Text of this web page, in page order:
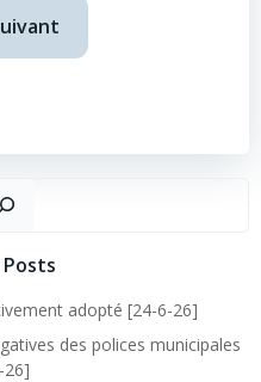
adopté [24-6-26]
des polices municipales
26]